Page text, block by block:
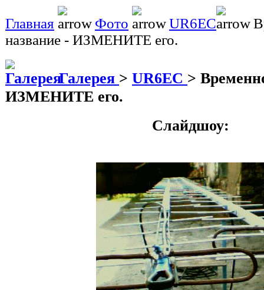
Главная Фото UR6EC
название - ИЗМЕНИТЕ его.
Галерея > UR6EC >
ИЗМЕНИТЕ его.
Слайдшоу: